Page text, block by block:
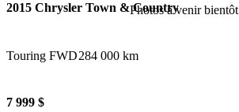
Photos à venir bientôt
2015 Chrysler Town & Country
Touring FWD284 000 km
7 999 $